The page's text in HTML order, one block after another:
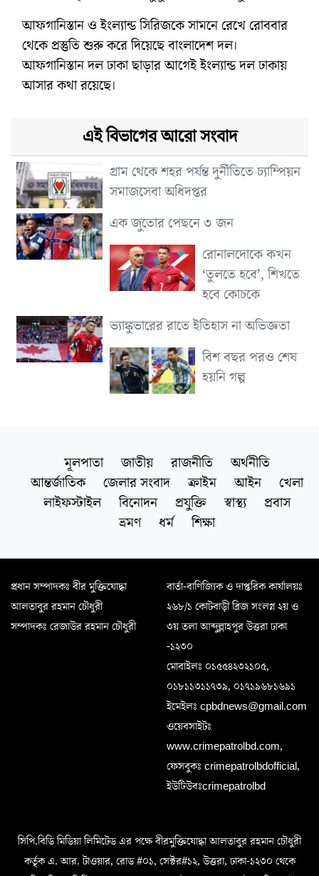
আফগানিস্তান ও ইংল্যান্ড সিরিজকে সামনে রেখে রোববার
থেকে প্রস্তুতি শুরু করে দিয়েছে বাংলাদেশ দল।
আফগানিস্তান দল ঢাকা ছাড়ার আগেই ইংল্যান্ড দল ঢাকায়
আসার কথা রয়েছে।
এই বিভাগের আরো সংবাদ
গ্রাম থেকে শহর পর্যন্ত দুর্নীতিতে চ্যাম্পিয়ন
সমাজসেবা অধিদপ্তর
এক জুতোর পেছনে ৩ জন
রোনালদোকে কখন
‘তুলতে হবে’, শিখতে
হবে কোচকে
ভ্যাঙ্কুভারের রাতে ইতিহাস না অভিজ্ঞতা
বিশ বছর পরও শেষ
হয়নি গল্প
মূলপাতা জাতীয় রাজনীতি
অর্থনীতি
আন্তর্জাতিক
জেলার সংবাদ ক্রাইম আইন
খেলা
লাইফস্টাইল
বিনোদন প্রযুক্তি স্বাস্থ্য
প্রবাস
ভ্রমণ
ধর্ম শিক্ষা
প্রধান সম্পাদকঃ বীর মুক্তিযোদ্ধা
আলতাবুর রহমান চৌধুরী
সম্পাদকঃ রেজাউর রহমান চৌধুরী
বার্তা-বাণিজ্যিক ও দাপ্তরিক কার্যালয়ঃ
২৬৮/১ কোটবাড়ী ব্রিজ সংলগ্ন ২য় ও
৩য় তলা আব্দুল্লাহপুর উত্তরা ঢাকা
-১২৩০
মোবাইলঃ ০১৫৫৪২৩২১০৫,
০১৮১১৩১১৭৩৯, ০১৭১৯৬৮১৬৯১
ইমেইলঃ cpbdnews@gmail.com
ওয়েবসাইটঃ
www.crimepatrolbd.com,
ফেসবুকঃ crimepatrolbdofficial,
ইউটিউবঃcrimepatrolbd
সিপি.বিডি মিডিয়া লিমিটেড এর পক্ষে বীরমুক্তিযোদ্ধা আলতাবুর রহমান চৌধুরী
কর্তৃক এ. আর. টাওয়ার, রোড #০১, সেক্টর#১২, উত্তরা, ঢাকা-১২৩০ থেকে